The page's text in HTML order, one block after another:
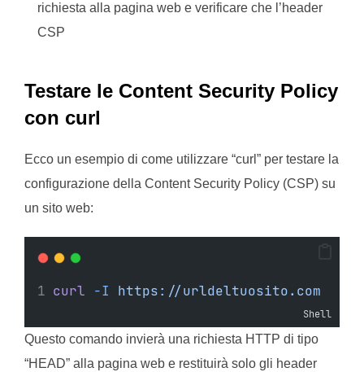
richiesta alla pagina web e verificare che l’header
CSP
Testare le Content Security Policy
con curl
Ecco un esempio di come utilizzare “curl” per testare la
configurazione della Content Security Policy (CSP) su
un sito web:
curl -I https://urldeltuosito.com
Shell
Questo comando invierà una richiesta HTTP di tipo
“HEAD” alla pagina web e restituirà solo gli header